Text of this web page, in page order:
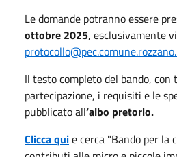
Le domande potranno essere
ottobre 2025, esclusivamente
Il testo completo del bando,
partecipazione, i requisiti e le
pubblicato all’albo pretorio.
Clicca quie cerca "Bando per la